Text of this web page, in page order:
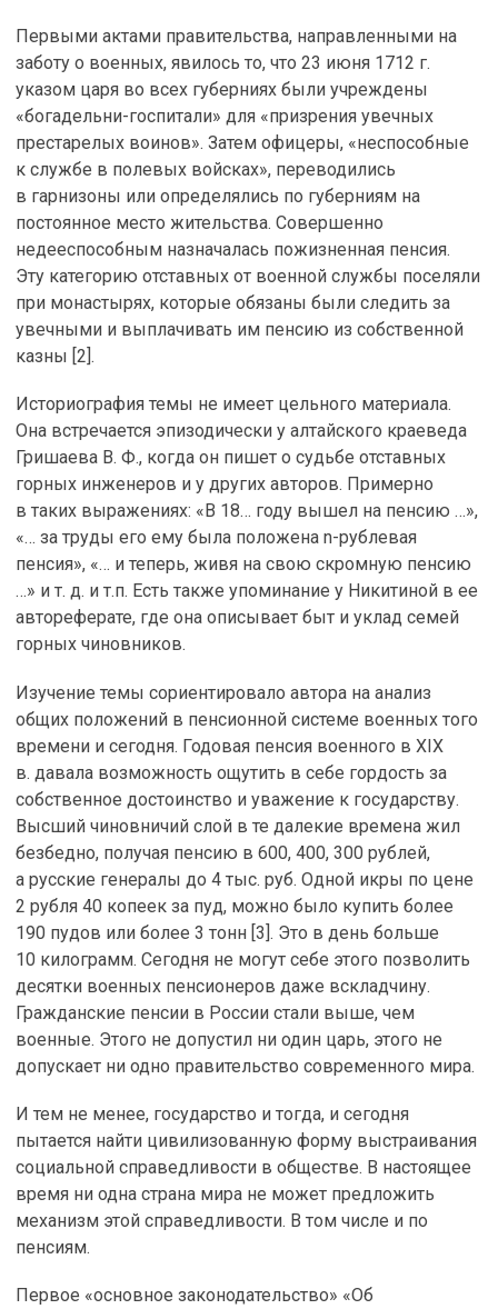
Первыми актами правительства, направленными на
заботу о военных, явилось то, что 23 июня 1712 г.
указом царя во всех губерниях были учреждены
«богадельни-госпитали» для «призрения увечных
престарелых воинов». Затем офицеры, «неспособные
к службе в полевых войсках», переводились
в гарнизоны или определялись по губерниям на
постоянное место жительства. Совершенно
недееспособным назначалась пожизненная пенсия.
Эту категорию отставных от военной службы поселяли
при монастырях, которые обязаны были следить за
увечными и выплачивать им пенсию из собственной
казны [2].
Историография темы не имеет цельного материала.
Она встречается эпизодически у алтайского краеведа
Гришаева В. Ф., когда он пишет о судьбе отставных
горных инженеров и у других авторов. Примерно
в таких выражениях: «В 18… году вышел на пенсию …»,
«… за труды его ему была положена n-рублевая
пенсия», «… и теперь, живя на свою скромную пенсию
…» и т. д. и т.п. Есть также упоминание у Никитиной в ее
автореферате, где она описывает быт и уклад семей
горных чиновников.
Изучение темы сориентировало автора на анализ
общих положений в пенсионной системе военных того
времени и сегодня. Годовая пенсия военного в XIX
в. давала возможность ощутить в себе гордость за
собственное достоинство и уважение к государству.
Высший чиновничий слой в те далекие времена жил
безбедно, получая пенсию в 600, 400, 300 рублей,
а русские генералы до 4 тыс. руб. Одной икры по цене
2 рубля 40 копеек за пуд, можно было купить более
190 пудов или более 3 тонн [3]. Это в день больше
10 килограмм. Сегодня не могут себе этого позволить
десятки военных пенсионеров даже вскладчину.
Гражданские пенсии в России стали выше, чем
военные. Этого не допустил ни один царь, этого не
допускает ни одно правительство современного мира.
И тем не менее, государство и тогда, и сегодня
пытается найти цивилизованную форму выстраивания
социальной справедливости в обществе. В настоящее
время ни одна страна мира не может предложить
механизм этой справедливости. В том числе и по
пенсиям.
Первое «основное законодательство» «Об